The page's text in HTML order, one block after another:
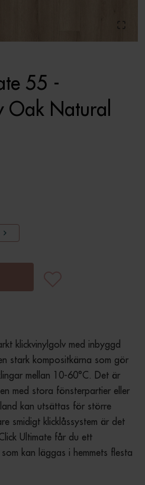
55 -
Oak Natural
klickvinylgolv med inbyggd
stark kompositkärna som gör
mellan 10-60°C. Det är
med stora fönsterpartier eller
kan utsättas för större
smidigt klicklåssystem är det
Ultimate får du ett
kan läggas i hemmets flesta